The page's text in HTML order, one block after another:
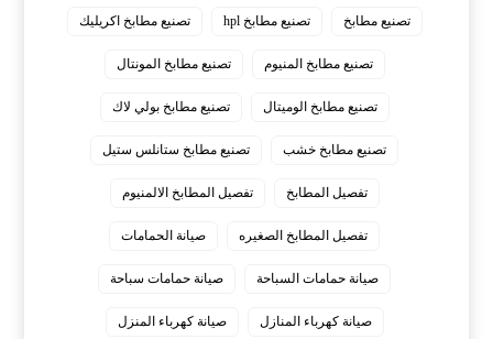
تصنيع مطابخ تصنيع مطابخ hpl تصنيع مطابخ اكريليك
تصنيع مطابخ المنيوم تصنيع مطابخ المونتال
تصنيع مطابخ الوميتال تصنيع مطابخ بولي لاك
تصنيع مطابخ خشب تصنيع مطابخ ستانلس ستيل
تفصيل المطابخ تفصيل المطابخ الالمنيوم
تفصيل المطابخ الصغيره صيانة الحمامات
صيانة حمامات السباحة صيانة حمامات سباحة
صيانة كهرباء المنازل صيانة كهرباء المنزل